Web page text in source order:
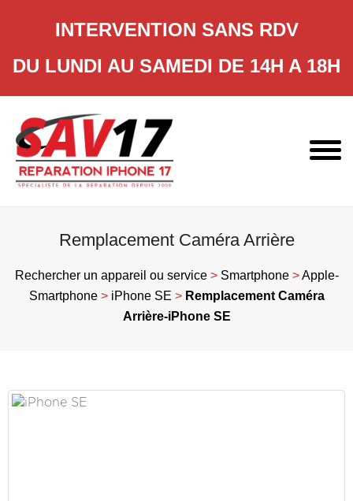
INTERVENTION SANS RDV
DU LUNDI AU SAMEDI DE 14H A 18H
content
Remplacement Caméra Arrière
Rechercher un appareil ou service> Smartphone>Apple-
Smartphone> iPhone SE > Remplacement Caméra
Arrière-iPhone SE